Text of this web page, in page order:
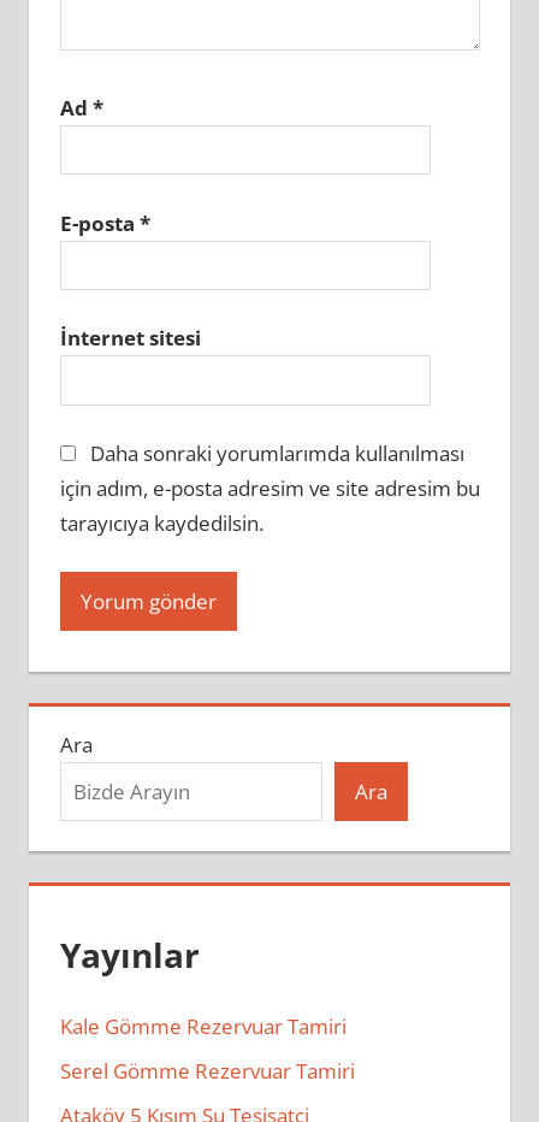
Ad *
E-posta *
İnternet sitesi
Daha sonraki yorumlarımda kullanılması
için adım, e-posta adresim ve site adresim bu
tarayıcıya kaydedilsin.
Ara
Ara
Yayınlar
Kale Gömme Rezervuar Tamiri
Serel Gömme Rezervuar Tamiri
Ataköy 5 Kısım Su Tesisatci